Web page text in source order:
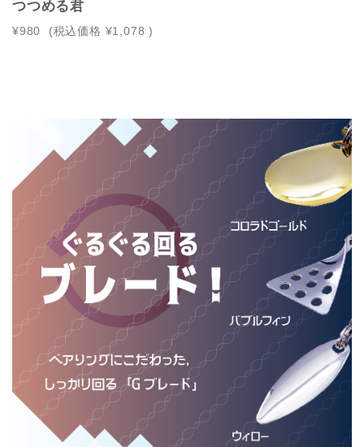
つつめる君
¥980 (税込価格 ¥1,078 )